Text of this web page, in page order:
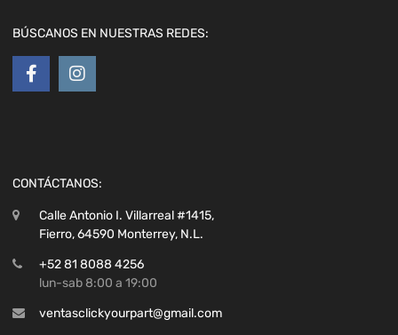
BÚSCANOS EN NUESTRAS REDES:
CONTÁCTANOS:
Calle Antonio I. Villarreal #1415,
Fierro, 64590 Monterrey, N.L.
+52 81 8088 4256
lun-sab 8:00 a 19:00
ventasclickyourpart@gmail.com